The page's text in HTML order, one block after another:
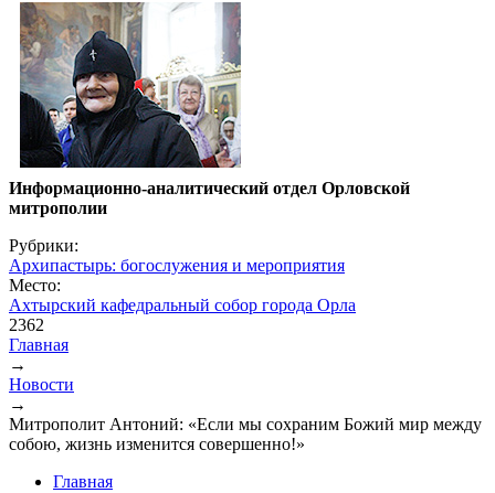
Информационно-аналитический отдел Орловской
митрополии
Рубрики:
Архипастырь: богослужения и мероприятия
Место:
Ахтырский кафедральный собор города Орла
2362
Вы здесь
Главная
→
Новости
→
Митрополит Антоний: «Если мы сохраним Божий мир между
собою, жизнь изменится совершенно!»
Главная